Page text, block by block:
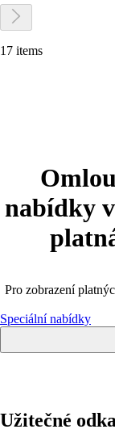
17 items
nabídky
Pro zobrazení
Speciální nabídky
Užitečné